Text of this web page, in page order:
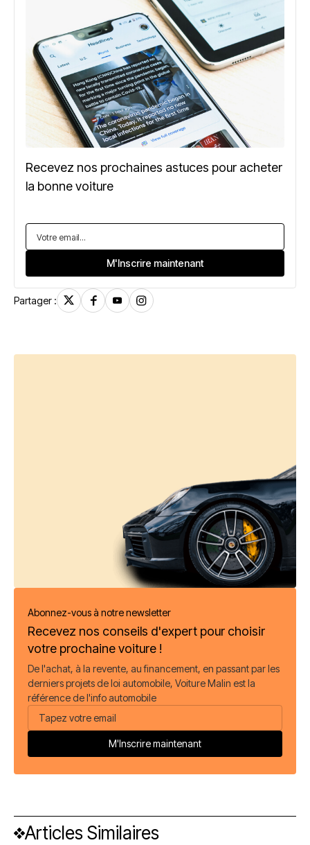
Recevez nos prochaines astuces pour acheter
la bonne voiture
Partager :
Abonnez-vous à notre newsletter
Recevez nos conseils d'expert pour choisir
votre prochaine voiture !
De l'achat, à la revente, au financement, en passant par les
derniers projets de loi automobile, Voiture Malin est la
référence de l'info automobile
Articles Similaires